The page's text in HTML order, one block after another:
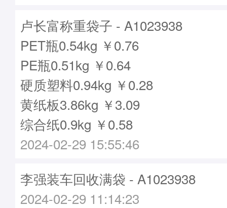
卢长富称重袋子 - A1023938
PET瓶0.54kg ￥0.76
PE瓶0.51kg ￥0.64
硬质塑料0.94kg ￥0.28
黄纸板3.86kg ￥3.09
综合纸0.9kg ￥0.58
2024-02-29 15:55:46
李强装车回收满袋 - A1023938
2024-02-29 11:14:23